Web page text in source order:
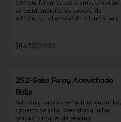
Camote furay, queso crema, envuelto
en palta, cubierto de ceviche de
salmón, cebolla morada, cilantro, salsa
$6.490$7.990
252-Sake Furay Acevichado
Rolls
Salmón y queso crema, frito en panko,
cubierto de salsa acevichada, salsa
teriyaki y toques de sesamo.